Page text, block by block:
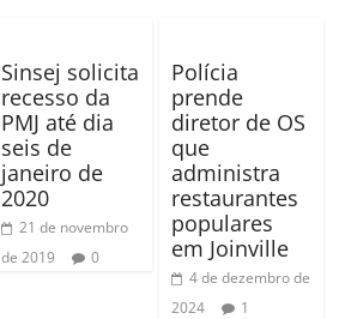
Sinsej solicita
recesso da
PMJ até dia
seis de
janeiro de
2020
21 de novembro
de 2019
0
Polícia
prende
diretor de OS
que
administra
restaurantes
populares
em Joinville
4 de dezembro de
2024
1